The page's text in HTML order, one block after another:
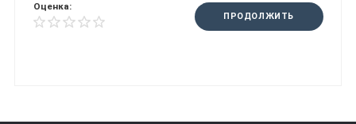
Оценка:
ПРОДОЛЖИТЬ